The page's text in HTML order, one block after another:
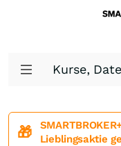
Kurse,
🎁
Lieblingsaktie